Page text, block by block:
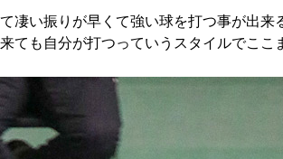
凄い振りが早くて強い球を打つ事が出
ても自分が打つっていうスタイルでこ